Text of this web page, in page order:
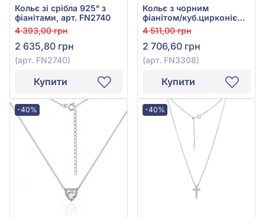
Кольє зі срібла 925° з
фіанітами, арт. FN2740
4 393,00 грн
2 635,80 грн
(арт. FN2740)
Купити
Кольє з чорним
фіанітом/куб.цирконієм,
чорною емаллю зі срібла
925°, арт. FN3308
4 511,00 грн
2 706,60 грн
(арт. FN3308)
Купити
-40% -40%